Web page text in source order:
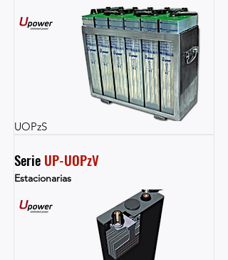
UOPzS
Serie UP-UOPzV
Estacionarias